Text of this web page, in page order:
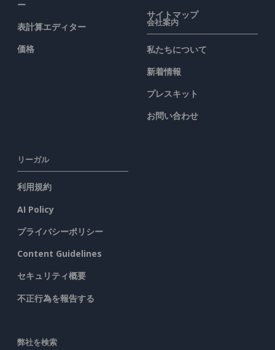
ー
表計算エディター
価格
サイトマップ
会社案内
私たちについて
新着情報
プレスキット
お問い合わせ
リーガル
利用規約
AI Policy
プライバシーポリシー
Content Guidelines
セキュリティ概要
不正行為を報告する
弊社を検索